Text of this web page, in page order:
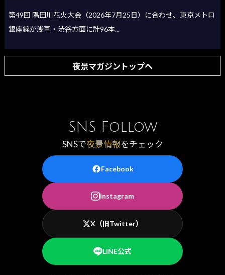
第49回 隅田川花火大会（2026年7月25日）に合わせ、東京メトロ
銀座線が浅草・渋谷方面に計96本...
夜景マガジントップへ
SNS Follow
SNSで夜景情報をチェック
Facebook
Instagram
X（旧Twitter）
LINE公式